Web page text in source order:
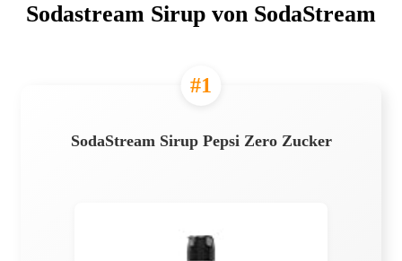
Sodastream Sirup von SodaStream
#1
SodaStream Sirup Pepsi Zero Zucker